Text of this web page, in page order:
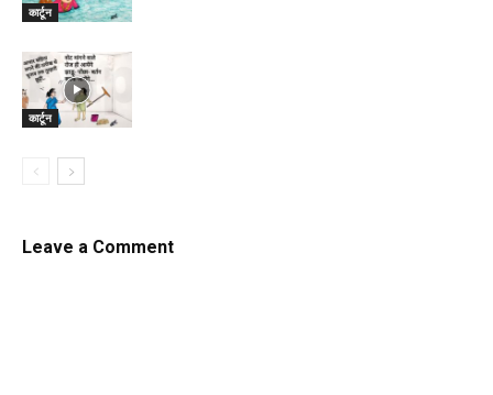
कार्टून
कार्टून
Leave a Comment